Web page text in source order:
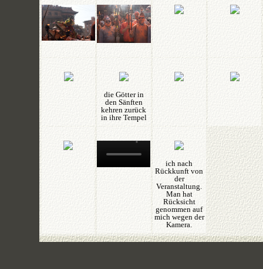
die Götter in
den Sänften
kehren zurück
in ihre Tempel
ich nach
Rückkunft von
der
Veranstaltung.
Man hat
Rücksicht
genommen auf
mich wegen der
Kamera.